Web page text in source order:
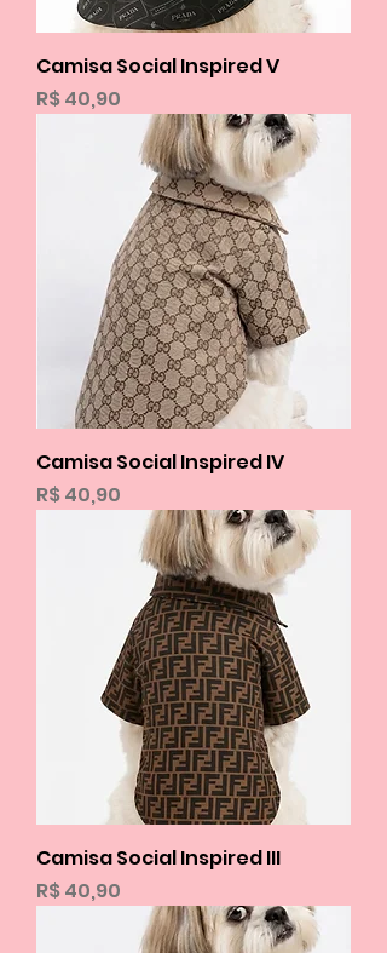
Camisa Social Inspired V
Preço
R$ 40,90
Camisa Social Inspired IV
Preço
R$ 40,90
Camisa Social Inspired III
Preço
R$ 40,90